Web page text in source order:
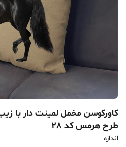
کاورکوسن مخمل لمینت دار با
طرح هرمس کد 28
اندازه